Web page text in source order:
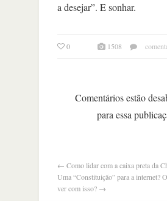
a desejar”. E sonhar.
0 1508
Comentários estão
para essa
← Como lidar com a caixa preta da
Uma “Constituição” para a internet?
ver com isso? →